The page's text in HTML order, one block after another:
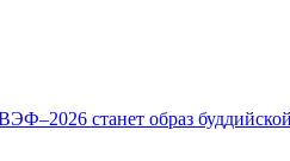
станет образ